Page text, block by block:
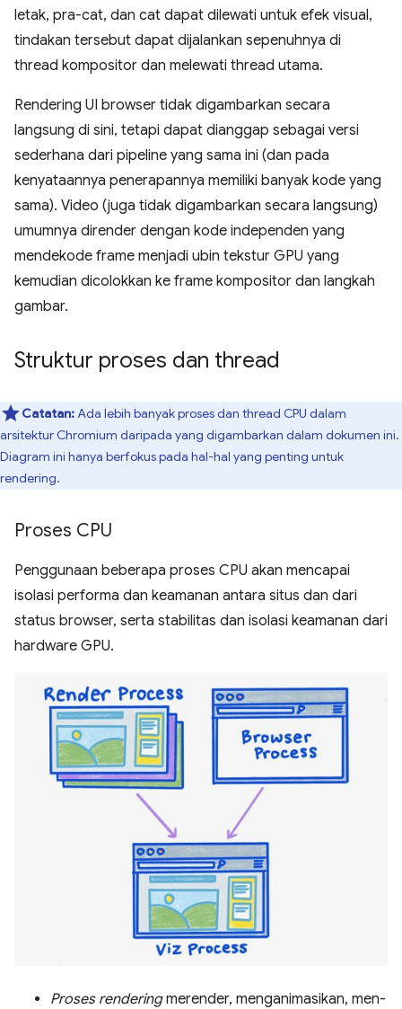
letak, pra-cat, dan cat dapat dilewati untuk efek visual,
tindakan tersebut dapat dijalankan sepenuhnya di
thread kompositor dan melewati thread utama.
Rendering UI browser tidak digambarkan secara
langsung di sini, tetapi dapat dianggap sebagai versi
sederhana dari pipeline yang sama ini (dan pada
kenyataannya penerapannya memiliki banyak kode yang
sama). Video (juga tidak digambarkan secara langsung)
umumnya dirender dengan kode independen yang
mendekode frame menjadi ubin tekstur GPU yang
kemudian dicolokkan ke frame kompositor dan langkah
gambar.
Struktur proses dan thread
Catatan:Ada lebih banyak proses dan thread CPU dalam
arsitektur Chromium daripada yang digambarkan dalam dokumen ini.
Diagram ini hanya berfokus pada hal-hal yang penting untuk
rendering.
Proses CPU
Penggunaan beberapa proses CPU akan mencapai
isolasi performa dan keamanan antara situs dan dari
status browser, serta stabilitas dan isolasi keamanan dari
hardware GPU.
Proses renderingmerender, menganimasikan, men-